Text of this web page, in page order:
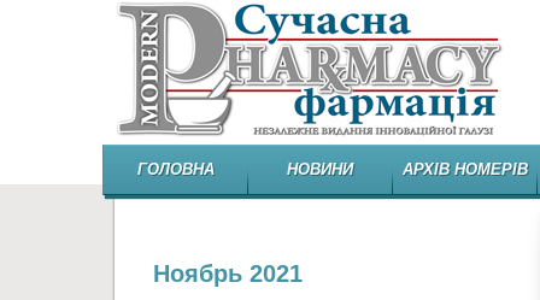
ГОЛОВНА НОВИНИ АРХІВ НОМЕРІВ
Ноябрь 2021